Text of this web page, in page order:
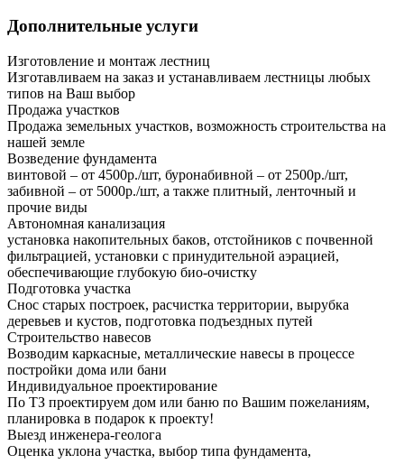
Дополнительные услуги
Изготовление и монтаж лестниц
Изготавливаем на заказ и устанавливаем лестницы любых
типов на Ваш выбор
Продажа участков
Продажа земельных участков, возможность строительства на
нашей земле
Возведение фундамента
винтовой – от 4500р./шт, буронабивной – от 2500р./шт,
забивной – от 5000р./шт, а также плитный, ленточный и
прочие виды
Автономная канализация
установка накопительных баков, отстойников с почвенной
фильтрацией, установки с принудительной аэрацией,
обеспечивающие глубокую био-очистку
Подготовка участка
Снос старых построек, расчистка территории, вырубка
деревьев и кустов, подготовка подъездных путей
Строительство навесов
Возводим каркасные, металлические навесы в процессе
постройки дома или бани
Индивидуальное проектирование
По ТЗ проектируем дом или баню по Вашим пожеланиям,
планировка в подарок к проекту!
Выезд инженера-геолога
Оценка уклона участка, выбор типа фундамента,